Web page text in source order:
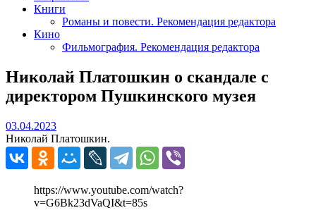
Книги
Романы и повести. Рекомендация редактора
Кино
Фильмография. Рекомендация редактора
Николай Платошкин о скандале с
директором Пушкинского музея
03.04.202303.04.2023
Николай Платошкин.
https://www.youtube.com/watch?
v=G6Bk23dVaQI&t=85s